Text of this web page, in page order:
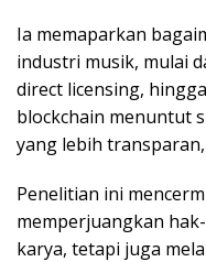
Ia memaparkan
industri musik, mulai
direct licensing,
blockchain menuntut
yang lebih
Penelitian ini
memperjuangkan
karya, tetapi juga